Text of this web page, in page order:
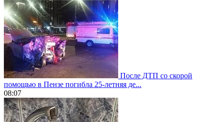
После ДТП со скорой
помощью в Пензе погибла 25-летняя де...
08:07